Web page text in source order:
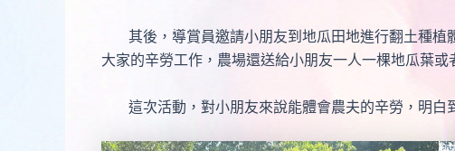
其後，導賞員邀請小朋友到地瓜田地進行翻土種植
大家的辛勞工作，農場還送給小朋友一人一棵地瓜葉
這次活動，對小朋友來說能體會農夫的辛勞，明白